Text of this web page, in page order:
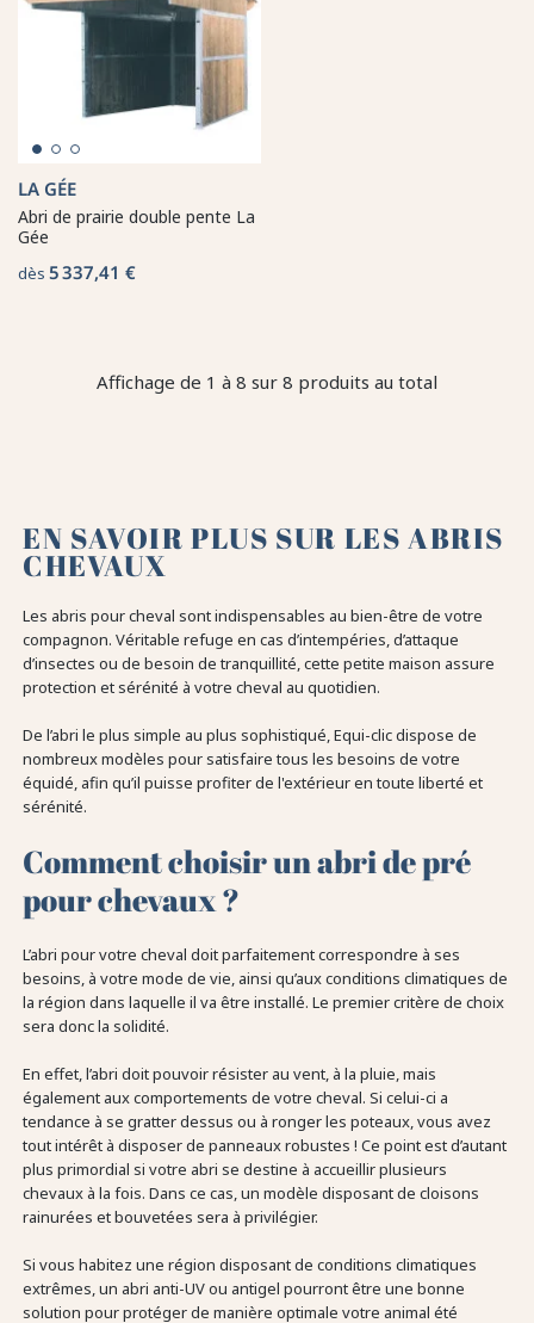
LA GÉE
Abri de prairie double pente La
Gée
dès 5 337,41 €
Affichage de 1 à 8 sur 8 produits au total
EN SAVOIR PLUS SUR LES ABRIS
CHEVAUX
Les abris pour cheval sont indispensables au bien-être de votre
compagnon. Véritable refuge en cas d’intempéries, d’attaque
d’insectes ou de besoin de tranquillité, cette petite maison assure
protection et sérénité à votre cheval au quotidien.
De l’abri le plus simple au plus sophistiqué, Equi-clic dispose de
nombreux modèles pour satisfaire tous les besoins de votre
équidé, afin qu’il puisse profiter de l'extérieur en toute liberté et
sérénité.
Comment choisir un abri de pré
pour chevaux ?
L’abri pour votre cheval doit parfaitement correspondre à ses
besoins, à votre mode de vie, ainsi qu’aux conditions climatiques de
la région dans laquelle il va être installé. Le premier critère de choix
sera donc la solidité.
En effet, l’abri doit pouvoir résister au vent, à la pluie, mais
également aux comportements de votre cheval. Si celui-ci a
tendance à se gratter dessus ou à ronger les poteaux, vous avez
tout intérêt à disposer de panneaux robustes ! Ce point est d’autant
plus primordial si votre abri se destine à accueillir plusieurs
chevaux à la fois. Dans ce cas, un modèle disposant de cloisons
rainurées et bouvetées sera à privilégier.
Si vous habitez une région disposant de conditions climatiques
extrêmes, un abri anti-UV ou antigel pourront être une bonne
solution pour protéger de manière optimale votre animal été